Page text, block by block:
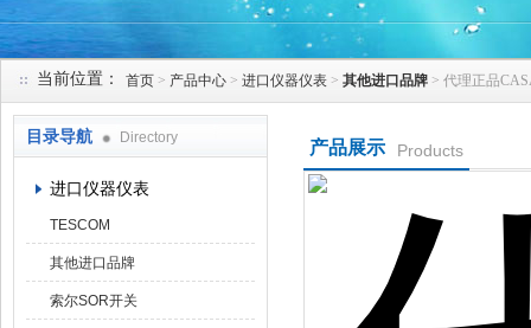
当前位置： 首页 > 产品中心 > 进口仪器仪表 > 其他进口品牌 > 代理正品
目录导航 Directory
进口仪器仪表
TESCOM
其他进口品牌
索尔SOR开关
产品展示 Products